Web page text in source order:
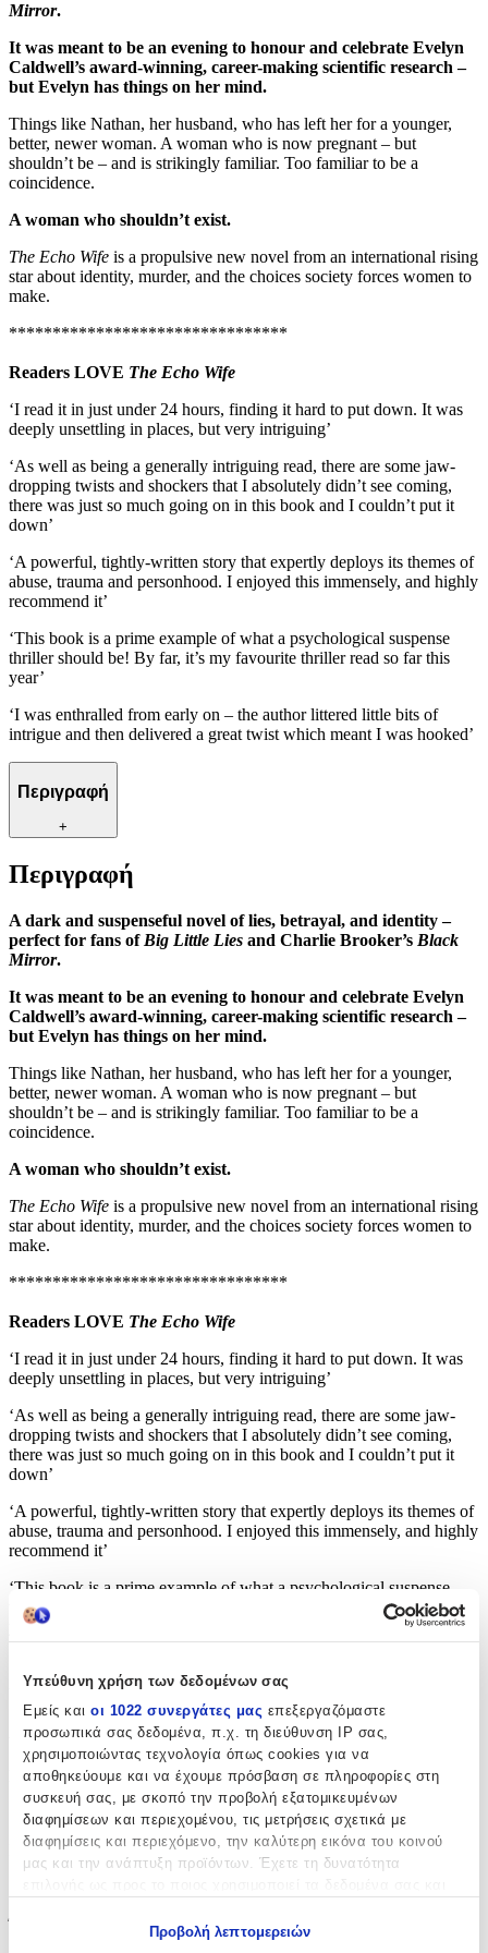
Υπεύθυνη χρήση των δεδομένων σας
Εμείς και οι 1022 συνεργάτες μας επεξεργαζόμαστε
προσωπικά σας δεδομένα, π.χ. τη διεύθυνση IP σας,
χρησιμοποιώντας τεχνολογία όπως cookies για να
αποθηκεύουμε και να έχουμε πρόσβαση σε πληροφορίες στη
συσκευή σας, με σκοπό την προβολή εξατομικευμένων
διαφημίσεων και περιεχομένου, τις μετρήσεις σχετικά με
διαφημίσεις και περιεχόμενο, την καλύτερη εικόνα του κοινού
μας και την ανάπτυξη προϊόντων. Έχετε τη δυνατότητα
Προβολή λεπτομερειών
Mirror.
It was meant to be an evening to honour and celebrate Evelyn
Caldwell’s award-winning, career-making scientific research –
but Evelyn has things on her mind.
Things like Nathan, her husband, who has left her for a younger,
better, newer woman. A woman who is now pregnant – but
shouldn’t be – and is strikingly familiar. Too familiar to be a
coincidence.
A woman who shouldn’t exist.
The Echo Wife is a propulsive new novel from an international rising
star about identity, murder, and the choices society forces women to
make.
********************************
Readers LOVE The Echo Wife
‘I read it in just under 24 hours, finding it hard to put down. It was
deeply unsettling in places, but very intriguing’
‘As well as being a generally intriguing read, there are some jaw-
dropping twists and shockers that I absolutely didn’t see coming,
there was just so much going on in this book and I couldn’t put it
down’
‘A powerful, tightly-written story that expertly deploys its themes of
abuse, trauma and personhood. I enjoyed this immensely, and highly
recommend it’
‘This book is a prime example of what a psychological suspense
thriller should be! By far, it’s my favourite thriller read so far this
year’
‘I was enthralled from early on – the author littered little bits of
intrigue and then delivered a great twist which meant I was hooked’
Περιγραφή
+
Περιγραφή
A dark and suspenseful novel of lies, betrayal, and identity–
perfect for fans of Big Little Lies and Charlie Brooker’s Black
Mirror.
It was meant to be an evening to honour and celebrate Evelyn
Caldwell’s award-winning, career-making scientific research –
but Evelyn has things on her mind.
Things like Nathan, her husband, who has left her for a younger,
better, newer woman. A woman who is now pregnant – but
shouldn’t be – and is strikingly familiar. Too familiar to be a
coincidence.
A woman who shouldn’t exist.
The Echo Wife is a propulsive new novel from an international rising
star about identity, murder, and the choices society forces women to
make.
********************************
Readers LOVE The Echo Wife
‘I read it in just under 24 hours, finding it hard to put down. It was
deeply unsettling in places, but very intriguing’
‘As well as being a generally intriguing read, there are some jaw-
dropping twists and shockers that I absolutely didn’t see coming,
there was just so much going on in this book and I couldn’t put it
down’
‘A powerful, tightly-written story that expertly deploys its themes of
abuse, trauma and personhood. I enjoyed this immensely, and highly
recommend it’
‘This book is a prime example of what a psychological suspense
thriller should be! By far, it’s my favourite thriller read so far this
year’
intrigue and then delivered a great twist which meant I was hooked’
Χαρακτηριστικά
Συγγραφέας:
Sarah Gailey
Εκδότης: